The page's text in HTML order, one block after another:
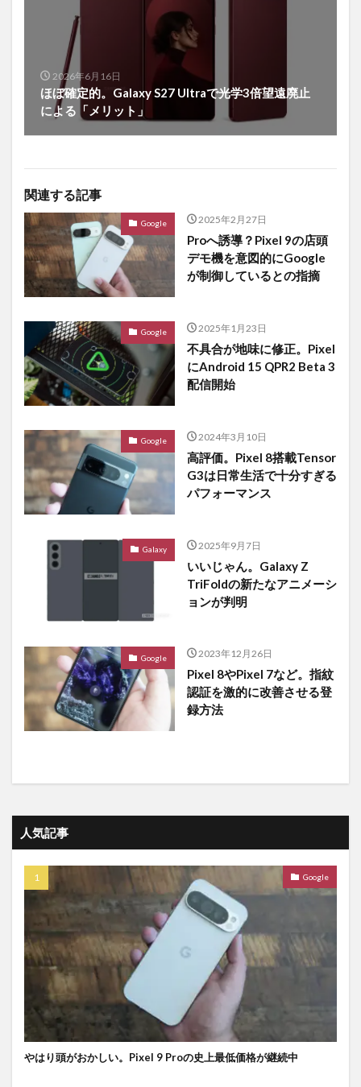
2026年6月16日
ほぼ確定的。Galaxy S27 Ultraで光学3倍望遠廃止
による「メリット」
関連する記事
Google 2025年2月27日
Proへ誘導？Pixel 9の店頭
デモ機を意図的にGoogle
が制御しているとの指摘
Google 2025年1月23日
不具合が地味に修正。Pixel
にAndroid 15 QPR2 Beta 3
配信開始
Google 2024年3月10日
高評価。Pixel 8搭載Tensor
G3は日常生活で十分すぎる
パフォーマンス
Galaxy 2025年9月7日
いいじゃん。Galaxy Z
TriFoldの新たなアニメーシ
ョンが判明
Google 2023年12月26日
Pixel 8やPixel 7など。指紋
認証を激的に改善させる登
録方法
人気記事
Google
やはり頭がおかしい。Pixel 9 Proの史上最低価格が継続中